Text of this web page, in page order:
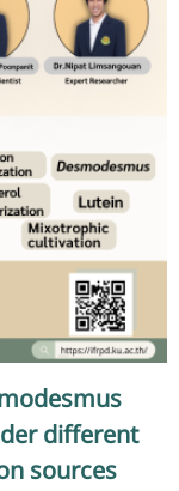
different
sources